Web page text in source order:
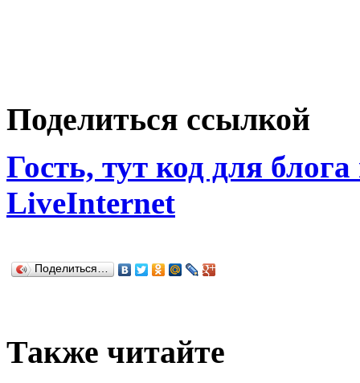
Поделиться ссылкой
Гость, тут код для
LiveInternet
Поделиться…
Также читайте